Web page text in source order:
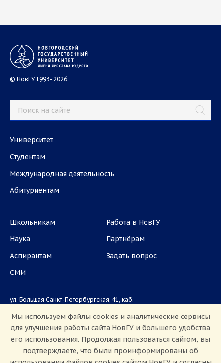
© НовГУ 1993- 2026
Университет
Студентам
Международная деятельность
Абитуриентам
Школьникам
Наука
Аспирантам
СМИ
Работа в НовГУ
Партнёрам
Задать вопрос
ул. Большая Санкт-Петербургская, 41, каб.
Приемная комиссия: +7(8162)33-20-44
Мы используем файлы cookies и аналитические сервисы
для улучшения работы сайта НовГУ и большего удобства
его использования. Продолжая пользоваться сайтом, вы
подтверждаете, что были проинформированы об